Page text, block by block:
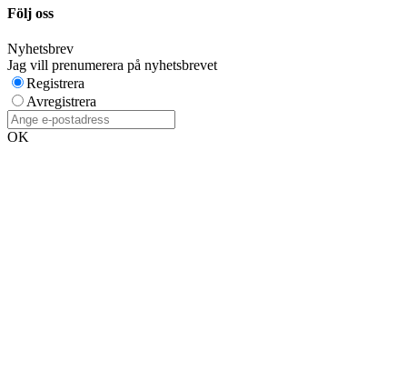
Följ oss
Nyhetsbrev
Jag vill prenumerera på nyhetsbrevet
Registrera
Avregistrera
OK